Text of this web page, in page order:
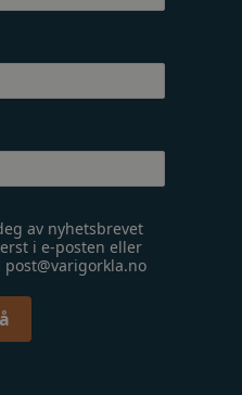
av nyhetsbrevet
i e-posten eller